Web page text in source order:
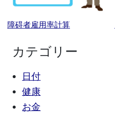
障碍者雇用率計算
カテゴリー
日付
健康
お金